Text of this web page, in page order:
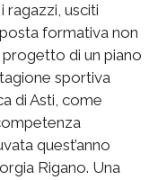
ragazzi, usciti
formativa non
di un piano
sportiva
di Asti, come
quest’anno
Rigano. Una